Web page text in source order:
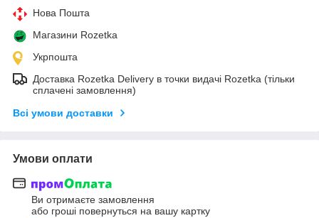
Нова Пошта
Магазини Rozetka
Укрпошта
Доставка Rozetka Delivery в точки видачі Rozetka (тільки
сплачені замовлення)
Всі умови доставки
Умови оплати
Ви отримаєте замовлення
або гроші повернуться на вашу картку